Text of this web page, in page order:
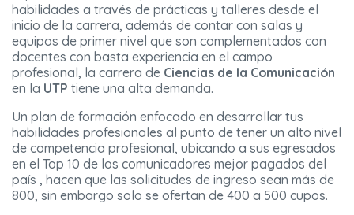
habilidades a través de prácticas y talleres desde el
inicio de la carrera, además de contar con salas y
equipos de primer nivel que son complementados con
docentes con basta experiencia en el campo
profesional, la carrera de Ciencias de la Comunicación
en la UTP tiene una alta demanda.
Un plan de formación enfocado en desarrollar tus
habilidades profesionales al punto de tener un alto nivel
de competencia profesional, ubicando a sus egresados
en el Top 10 de los comunicadores mejor pagados del
país , hacen que las solicitudes de ingreso sean más de
800, sin embargo solo se ofertan de 400 a 500 cupos.